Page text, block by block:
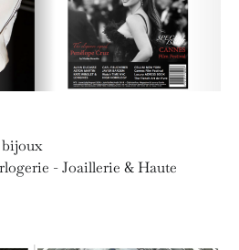
- Joaillerie & Haute